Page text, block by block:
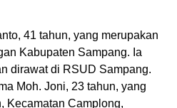
41 tahun, yang merupakan
Kabupaten Sampang. Ia
dirawat di RSUD Sampang.
Moh. Joni, 23 tahun, yang
Kecamatan Camplong,